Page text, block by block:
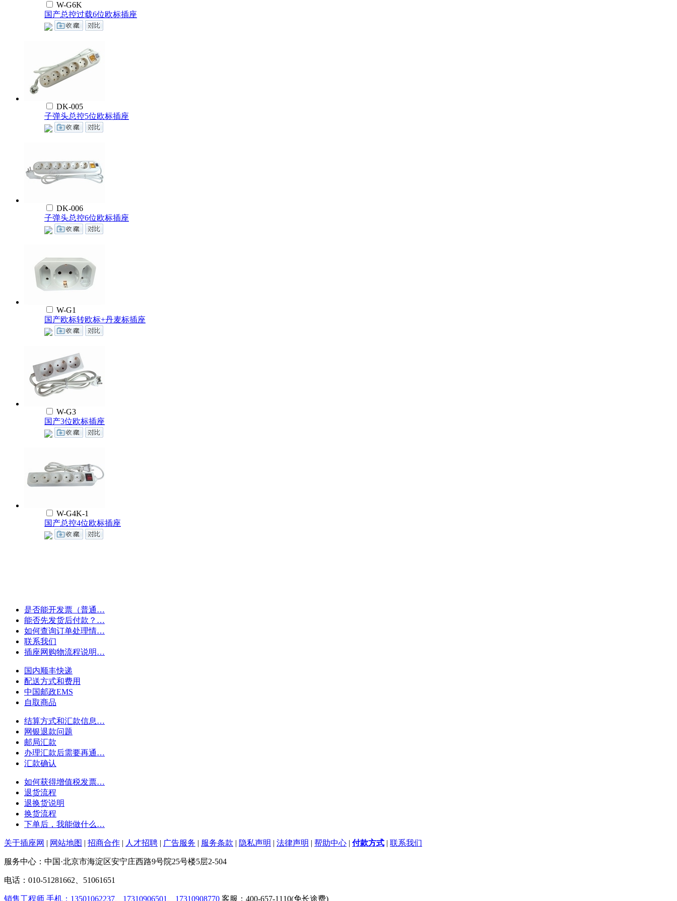
W-G6K
国产总控过载6位欧标插座
DK-005
子弹头总控5位欧标插座
DK-006
子弹头总控6位欧标插座
W-G1
国产欧标转欧标+丹麦标插座
W-G3
国产3位欧标插座
W-G4K-1
国产总控4位欧标插座
是否能开发票（普通…
能否先发货后付款？…
如何查询订单处理情…
联系我们
插座网购物流程说明…
国内顺丰快递
配送方式和费用
中国邮政EMS
自取商品
结算方式和汇款信息…
网银退款问题
邮局汇款
办理汇款后需要再通…
汇款确认
如何获得增值税发票…
退货流程
退换货说明
换货流程
下单后，我能做什么…
关于插座网 | 网站地图 | 招商合作 | 人才招聘 | 广告服务 | 服务条款 | 隐私声明 | 法律声明 | 帮助中心 | 付款方式 | 联系我们
服务中心：中国·北京市海淀区安宁庄西路9号院25号楼5层2-504
电话：010-51281662、51061651
销售工程师 手机：13501062237、17310906501、17310908770 客服：400-657-1110(免长途费)